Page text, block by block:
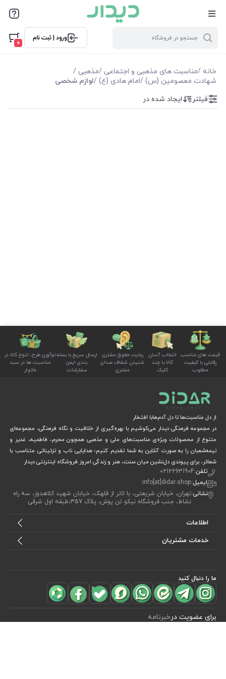
ورود | ثبت نام
0
خانه /مناسبت های مذهبی و اجتماعی /مذهبی /
شهادت معصومین (س) /امام هادی (ع) /لوازم شخصی
فیلترها
موجودی
مشاهده محصولات(0)
فیلتر ایجاد شده در
قیمت های مناسب
رقابتی با کیفیت
مطلوب
انتخاب آسان
کالا با چند
کلیک
رعایت حقوق مشتری
شنیدن شفاف صدای
مشتری
ارسال سریع با بسته
بندی ایمن
سفارشات
نوآوری طرح، تنوع کالا در
مناسبت ها در سبد
خانوار
از دل مناسبت‌ها تا دل آدم‌هابا افتخار
در مجموعه فرهنگی دیدار می‌کوشیم با بهره‌گیری از خلاقیت و نگاه فرهنگی، مجموعه‌ای
متنوع از محصولات ویژه‌ی مناسبت‌های ملی و مذهبی همچون محرم، فاطمیه، غدیر و
نیمه‌شعبان را به صورت آنلاین به شما تقدیم کنیم؛ هدایایی ناب و تزئیناتی متناسب با
شعائر، برای پیوندی دل‌نشین میان سنت، هنر و زندگی امروز.فروشگاه اینترنتی دیدار
تلفن:02122631904
ایمیل:info[at]didar.shop
نشانی:تهران، خیابان شریعتی، با لاتر از قلهک، خیابان شهید کلاهدوز، سه راه
نشاط، جنب فروشگاه نیکو تن پوش، پلاک 357،طبقه اول شرقی
اطلاعات
خدمات مشتریان
ما را دنبال کنید
برای عضویت درخبرنامه